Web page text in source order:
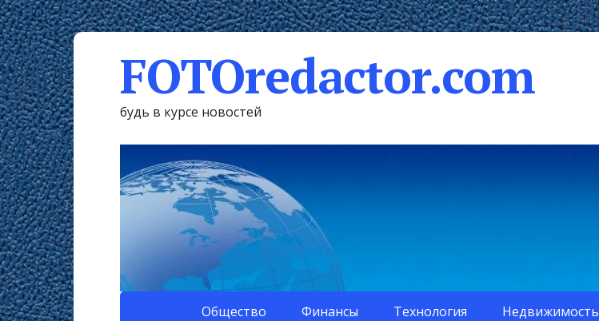
FOTOredactor.com
будь в курсе новостей
Общество Финансы Технология Недвижимость